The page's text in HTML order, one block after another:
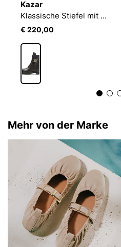
Kazar
Klassische Stiefel mit abnehmbarem Riemen
€ 220,00
Mehr von der Marke